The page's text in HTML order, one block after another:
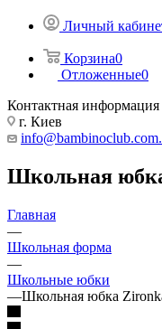
Личный
Корзина0
Отложенные0
Контактная информация
г. Киев
Школьная
Главная
—
Школьная форма
—
Школьные юбки
—Школьная юбка